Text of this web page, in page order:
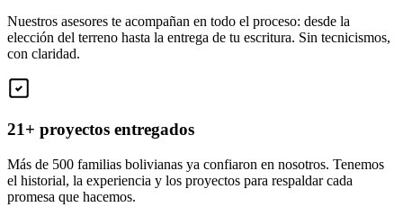
Nuestros asesores te acompañan en todo el proceso: desde la
elección del terreno hasta la entrega de tu escritura. Sin tecnicismos,
con claridad.
21+ proyectos entregados
Más de 500 familias bolivianas ya confiaron en nosotros. Tenemos
el historial, la experiencia y los proyectos para respaldar cada
promesa que hacemos.